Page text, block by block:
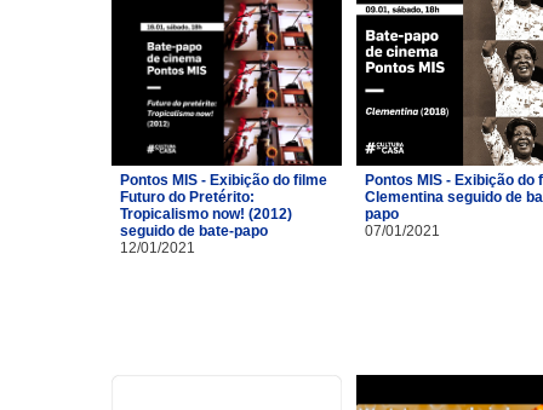
Pontos MIS - Exibição do filme
Futuro do Pretérito:
Tropicalismo now! (2012)
seguido de bate-papo
12/01/2021
Pontos MIS - Exibição do
Clementina seguido de
papo
07/01/2021